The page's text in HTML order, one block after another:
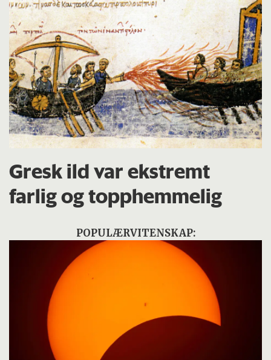
Gresk ild var ekstremt
farlig og topphemmelig
POPULÆRVITENSKAP: